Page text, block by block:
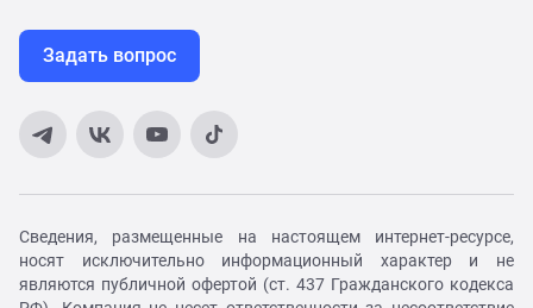
Задать вопрос
Сведения, размещенные на настоящем интернет-ресурсе,
носят исключительно информационный характер и не
являются публичной офертой (ст. 437 Гражданского кодекса